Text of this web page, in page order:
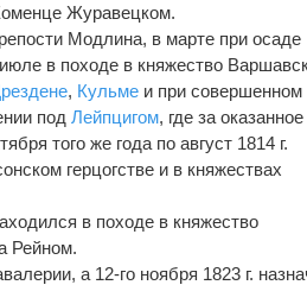
Журавецком.
Модлина, в марте при осаде
в походе в княжество
, Кульме и при совершенном
подЛейпцигом, где за оказанное
того же года по август 1814 г.
герцогстве и в княжествах
в походе в княжество
Рейном.
а 12-го ноября 1823 г.